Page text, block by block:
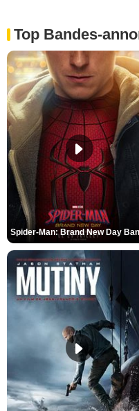
Top Bandes-